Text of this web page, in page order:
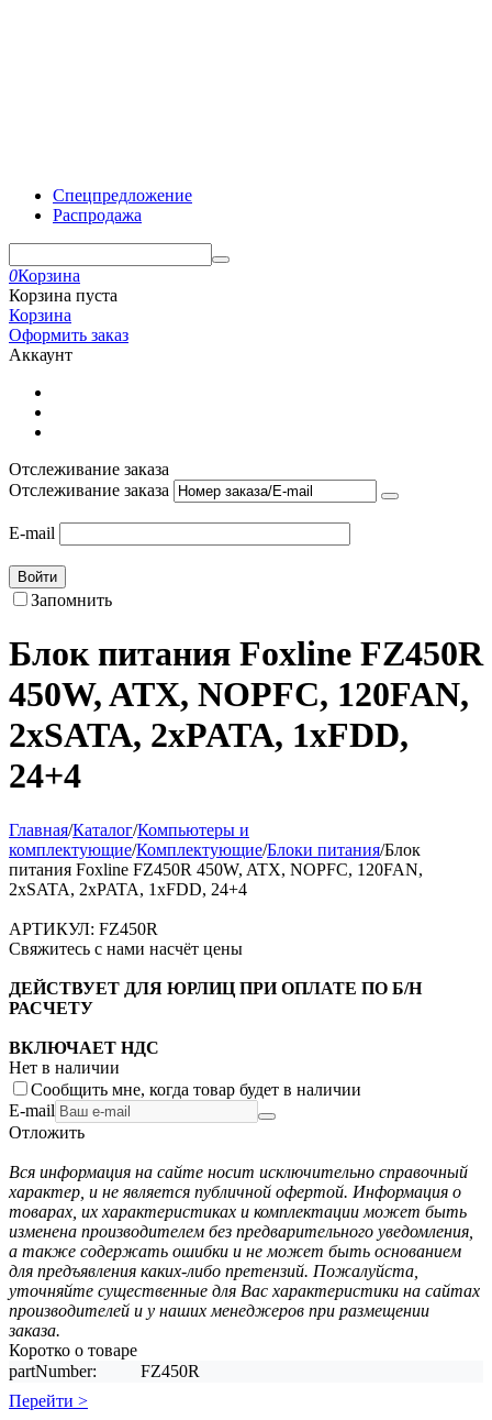
Спецпредложение
Распродажа
0Корзина
Корзина пуста
Корзина
Оформить заказ
Аккаунт
Отслеживание заказа
Отслеживание заказа
E-mail
Войти
Запомнить
Блок питания Foxline FZ450R
450W, ATX, NOPFC, 120FAN,
2xSATA, 2xPATA, 1xFDD,
24+4
Главная/Каталог/Компьютеры и
комплектующие/Комплектующие/Блоки питания/Блок
питания Foxline FZ450R 450W, ATX, NOPFC, 120FAN,
2xSATA, 2xPATA, 1xFDD, 24+4
АРТИКУЛ: FZ450R
Свяжитесь с нами насчёт цены
ДЕЙСТВУЕТ ДЛЯ ЮРЛИЦ ПРИ ОПЛАТЕ ПО Б/Н
РАСЧЕТУ
ВКЛЮЧАЕТ НДС
Нет в наличии
Сообщить мне, когда товар будет в наличии
E-mail
Отложить
Вся информация на сайте носит исключительно справочный
характер, и не является публичной офертой. Информация о
товарах, их характеристиках и комплектации может быть
изменена производителем без предварительного уведомления,
а также содержать ошибки и не может быть основанием
для предъявления каких-либо претензий. Пожалуйста,
уточняйте существенные для Вас характеристики на сайтах
производителей и у наших менеджеров при размещении
заказа.
Коротко о товаре
partNumber:
FZ450R
Перейти >